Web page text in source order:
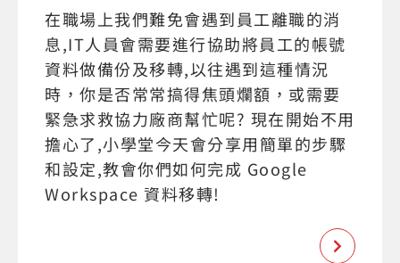
在職場上我們難免會遇到員工離職的消
息,IT人員會需要進行協助將員工的帳號
資料做備份及移轉,以往遇到這種情況
時，你是否常常搞得焦頭爛額，或需要
緊急求救協力廠商幫忙呢? 現在開始不用
擔心了,小學堂今天會分享用簡單的步驟
和設定,教會你們如何完成 Google
Workspace 資料移轉!